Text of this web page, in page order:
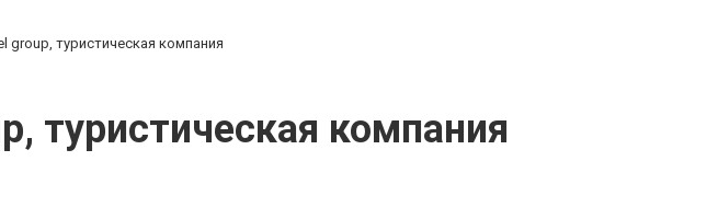
group, туристическая компания
туристическая компания